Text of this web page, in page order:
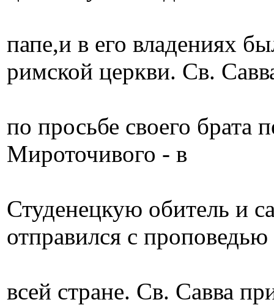
папе,и в его владениях
римской церкви. Cв.
по просьбе своего
Мироточивого - в
Студенецкую обитель и
отправился с
всей стране. Св. Савва